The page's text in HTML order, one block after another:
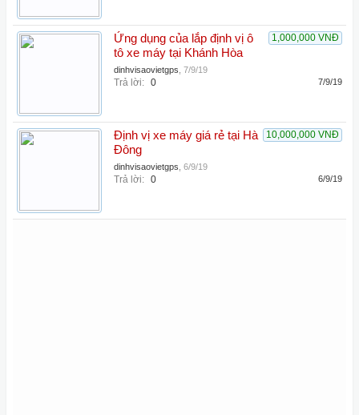
1,000,000 VNĐ
Ứng dụng của lắp định vị ô
tô xe máy tại Khánh Hòa
dinhvisaovietgps 7/9/19
Trả lời: 0 7/9/19
10,000,000 VNĐ
Định vị xe máy giá rẻ tại Hà
Đông
dinhvisaovietgps 6/9/19
Trả lời: 0 6/9/19